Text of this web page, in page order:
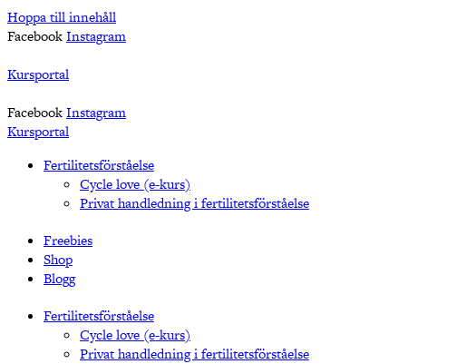
Hoppa till innehåll
FacebookInstagram
Kursportal
FacebookInstagram
Kursportal
Fertilitetsförståelse
Cycle love (e-kurs)
Privat handledning i fertilitetsförståelse
Freebies
Shop
Blogg
Fertilitetsförståelse
Cycle love (e-kurs)
Privat handledning i fertilitetsförståelse